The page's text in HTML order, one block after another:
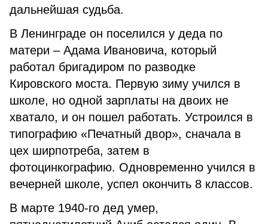
дальнейшая судьба.
В Ленинграде он поселился у деда по
матери – Адама Ивановича, который
работал бригадиром по разводке
Кировского моста. Первую зиму учился в
школе, но одной зарплаты на двоих не
хватало, и он пошел работать. Устроился в
типографию «Печатный двор», сначала в
цех ширпотреба, затем в
фотоцинкографию. Одновременно учился в
вечерней школе, успел окончить 8 классов.
В марте 1940-го дед умер,